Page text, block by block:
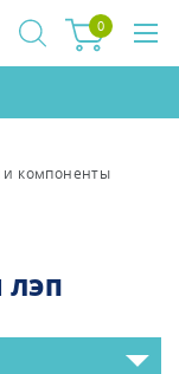
0
компоненты
ЛЭП